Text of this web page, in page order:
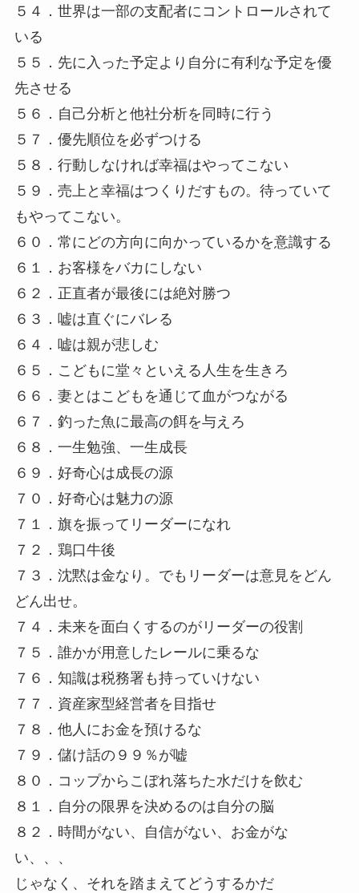
５４．世界は一部の支配者にコントロールされて
いる
５５．先に入った予定より自分に有利な予定を優
先させる
５６．自己分析と他社分析を同時に行う
５７．優先順位を必ずつける
５８．行動しなければ幸福はやってこない
５９．売上と幸福はつくりだすもの。待っていて
もやってこない。
６０．常にどの方向に向かっているかを意識する
６１．お客様をバカにしない
６２．正直者が最後には絶対勝つ
６３．嘘は直ぐにバレる
６４．嘘は親が悲しむ
６５．こどもに堂々といえる人生を生きろ
６６．妻とはこどもを通じて血がつながる
６７．釣った魚に最高の餌を与えろ
６８．一生勉強、一生成長
６９．好奇心は成長の源
７０．好奇心は魅力の源
７１．旗を振ってリーダーになれ
７２．鶏口牛後
７３．沈黙は金なり。でもリーダーは意見をどん
どん出せ。
７４．未来を面白くするのがリーダーの役割
７５．誰かが用意したレールに乗るな
７６．知識は税務署も持っていけない
７７．資産家型経営者を目指せ
７８．他人にお金を預けるな
７９．儲け話の９９％が嘘
８０．コップからこぼれ落ちた水だけを飲む
８１．自分の限界を決めるのは自分の脳
８２．時間がない、自信がない、お金がな
い、、、
じゃなく、それを踏まえてどうするかだ